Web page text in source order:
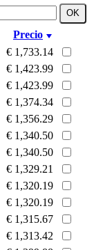
Precio
€ 1,733.14
€ 1,423.99
€ 1,423.99
€ 1,374.34
€ 1,356.29
€ 1,340.50
€ 1,340.50
€ 1,329.21
€ 1,320.19
€ 1,320.19
€ 1,315.67
€ 1,313.42